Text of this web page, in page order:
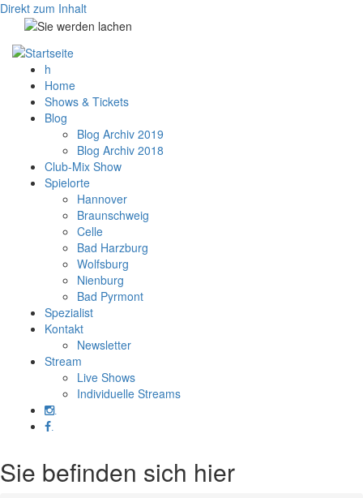
Direkt zum Inhalt
h
Home
Shows & Tickets
Blog
Blog Archiv 2019
Blog Archiv 2018
Club-Mix Show
Spielorte
Hannover
Braunschweig
Celle
Bad Harzburg
Wolfsburg
Nienburg
Bad Pyrmont
Spezialist
Kontakt
Newsletter
Stream
Live Shows
Individuelle Streams
.
Sie befinden sich hier